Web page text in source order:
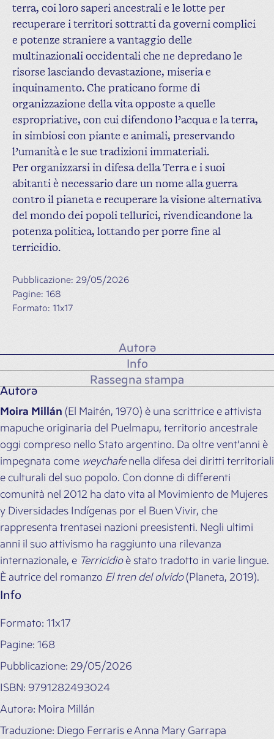
terra, coi loro saperi ancestrali e le lotte per
recuperare i territori sottratti da governi complici
e potenze straniere a vantaggio delle
multinazionali occidentali che ne depredano le
risorse lasciando devastazione, miseria e
inquinamento. Che praticano forme di
organizzazione della vita opposte a quelle
espropriative, con cui difendono l’acqua e la terra,
in simbiosi con piante e animali, preservando
l’umanità e le sue tradizioni immateriali.
Per organizzarsi in difesa della Terra e i suoi
abitanti è necessario dare un nome alla guerra
contro il pianeta e recuperare la visione alternativa
del mondo dei popoli tellurici, rivendicandone la
potenza politica, lottando per porre fine al
terricidio.
Pubblicazione: 29/05/2026
Pagine: 168
Formato: 11x17
Autorə
Info
Rassegna stampa
Autorə
Moira Millán (El Maitén, 1970) è una scrittrice e attivista
mapuche originaria del Puelmapu, territorio ancestrale
oggi compreso nello Stato argentino. Da oltre vent’anni è
impegnata come weychafenella difesa dei diritti territoriali
e culturali del suo popolo. Con donne di differenti
comunità nel 2012 ha dato vita al Movimiento de Mujeres
y Diversidades Indígenas por el Buen Vivir, che
rappresenta trentasei nazioni preesistenti. Negli ultimi
anni il suo attivismo ha raggiunto una rilevanza
internazionale, e Terricidioè stato tradotto in varie lingue.
È autrice del romanzo El tren del olvido(Planeta, 2019).
Info
Formato: 11x17
Pagine: 168
Pubblicazione: 29/05/2026
ISBN: 9791282493024
Autorə: Moira Millán
Traduzione: Diego Ferraris e Anna Mary Garrapa